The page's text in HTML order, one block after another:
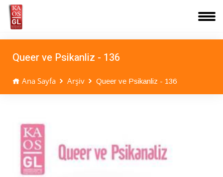
Queer ve Psikanliz - 136
Ana Sayfa Arşiv Queer ve Psikanliz - 136